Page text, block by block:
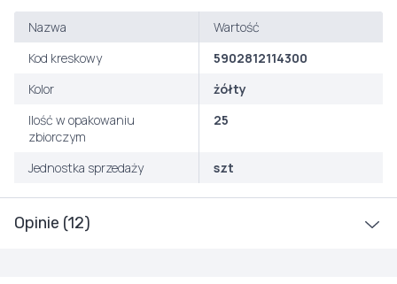
Opinie (12)
Nazwa
Wartość
Kod kreskowy
5902812114300
Kolor
żółty
Ilość w opakowaniu
zbiorczym
25
Jednostka sprzedaży szt